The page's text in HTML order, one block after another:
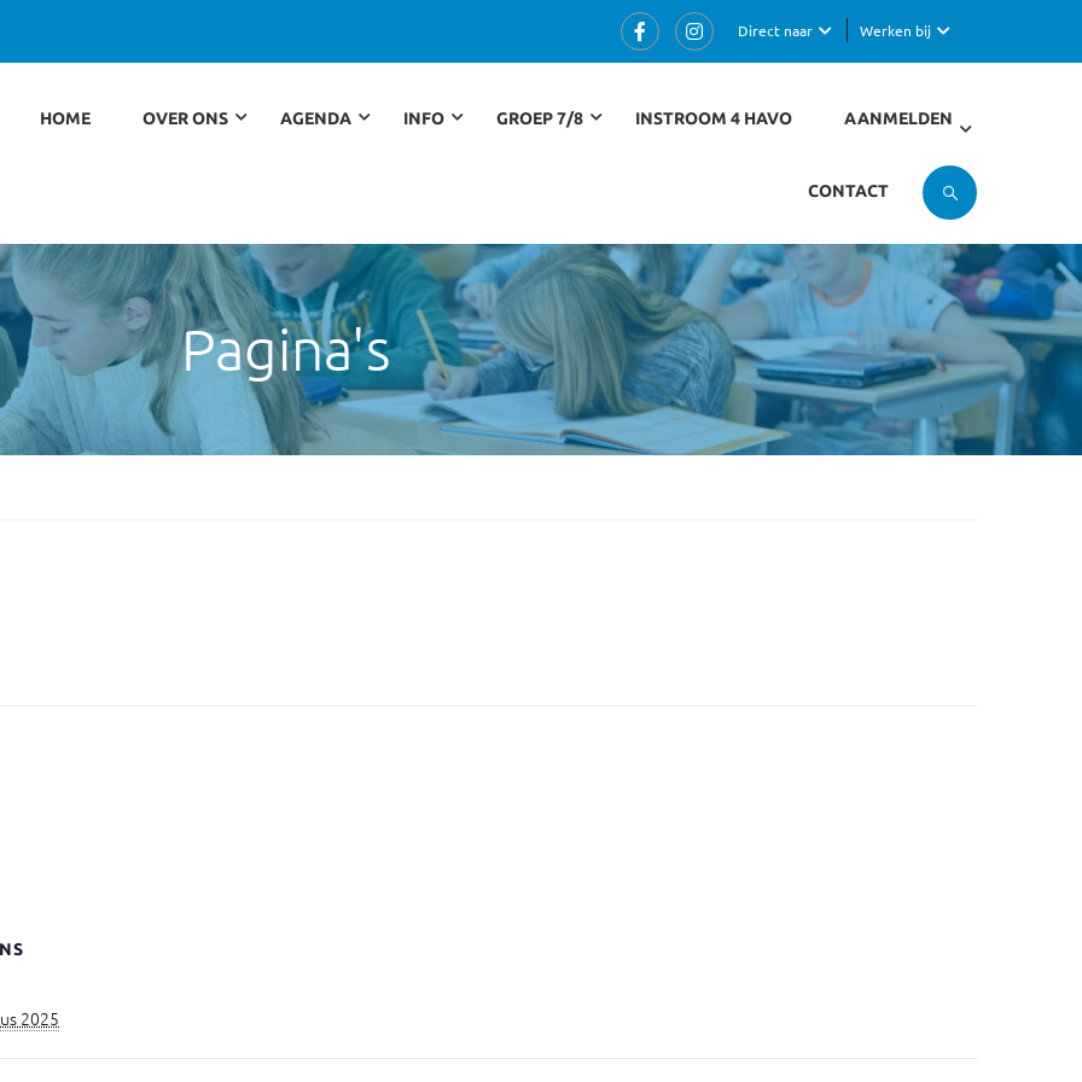
Werken bij
Direct naar
HOME OVER ONS AGENDA INFO GROEP 7/8 INSTROOM 4 HAVO AANMELDEN
CONTACT
Pagina's
2025